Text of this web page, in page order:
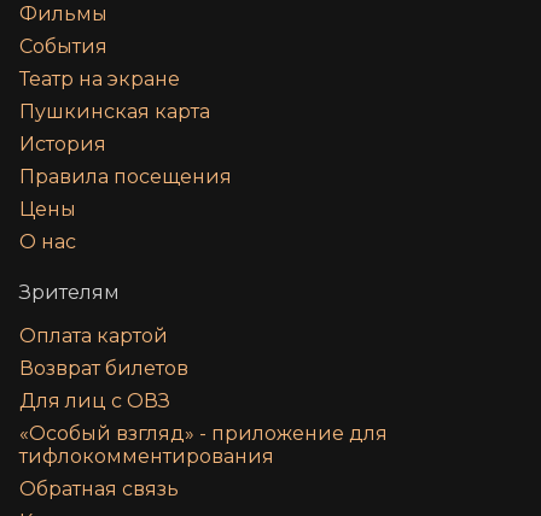
Фильмы
События
Театр на экране
Пушкинская карта
История
Правила посещения
Цены
О нас
Зрителям
Оплата картой
Возврат билетов
Для лиц с ОВЗ
«‎Особый взгляд» - приложение для
тифлокомментирования
Обратная связь